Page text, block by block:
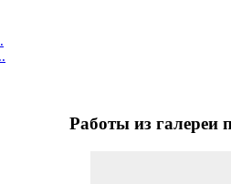
Работы из галереи